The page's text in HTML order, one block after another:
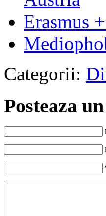
Erasmus
Categorii:
Posteaza